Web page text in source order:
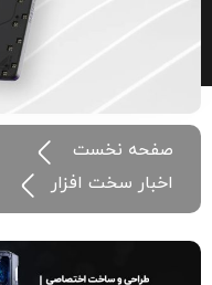
صفحه نخست
اخبار سخت افزار